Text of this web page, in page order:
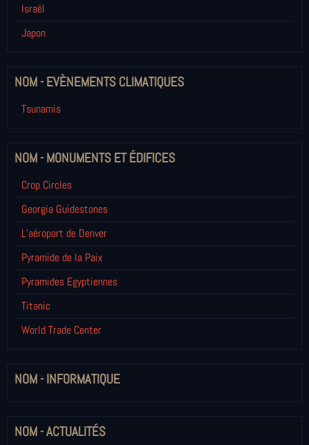
Israël
Japon
NOM - EVÈNEMENTS CLIMATIQUES
Tsunamis
NOM - MONUMENTS ET ÉDIFICES
Crop Circles
Georgia Guidestones
L’aéroport de Denver
Pyramide de la Paix
Pyramides Egyptiennes
Titanic
World Trade Center
NOM - INFORMATIQUE
NOM - ACTUALITÉS